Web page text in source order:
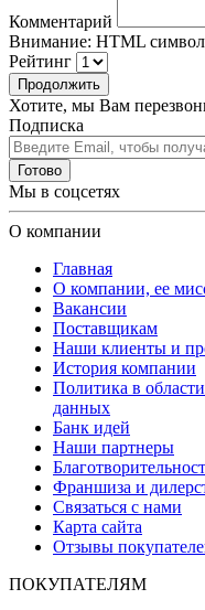
Комментарий
Внимание: HTML
Рейтинг
Продолжить
Хотите, мы Вам
Подписка
Готово
Мы в соцсетях
О компании
Главная
О компании, ее
Вакансии
Поставщикам
Наши клиенты и
История компании
Политика в
данных
Банк идей
Наши партнеры
Франшиза и
Связаться с нами
Карта сайта
Отзывы
ПОКУПАТЕЛЯМ